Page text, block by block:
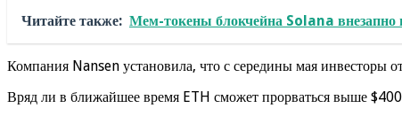
Читайте также: Мем-токены блокчейна Solana внезапно
Компания Nansen установила, что с середины мая инвесторы
Вряд ли в ближайшее время ETH сможет прорваться выше